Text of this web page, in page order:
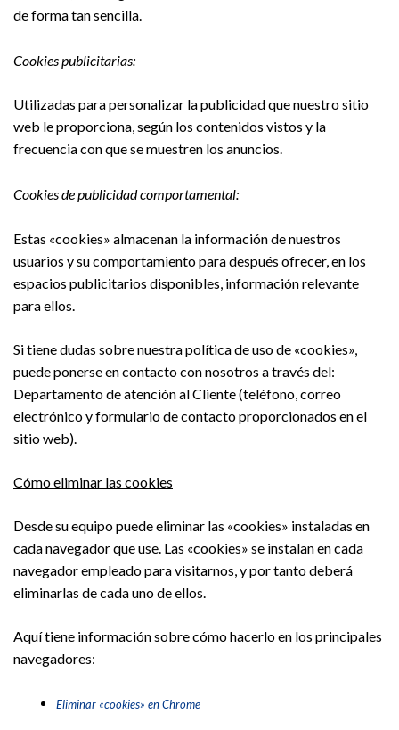
de forma tan sencilla.
Cookies publicitarias:
Utilizadas para personalizar la publicidad que nuestro sitio
web le proporciona, según los contenidos vistos y la
frecuencia con que se muestren los anuncios.
Cookies de publicidad comportamental:
Estas «cookies» almacenan la información de nuestros
usuarios y su comportamiento para después ofrecer, en los
espacios publicitarios disponibles, información relevante
para ellos.
Si tiene dudas sobre nuestra política de uso de «cookies»,
puede ponerse en contacto con nosotros a través del:
Departamento de atención al Cliente (teléfono, correo
electrónico y formulario de contacto proporcionados en el
sitio web).
Cómo eliminar las cookies
Desde su equipo puede eliminar las «cookies» instaladas en
cada navegador que use. Las «cookies» se instalan en cada
navegador empleado para visitarnos, y por tanto deberá
eliminarlas de cada uno de ellos.
Aquí tiene información sobre cómo hacerlo en los principales
navegadores:
Eliminar «cookies» en Chrome